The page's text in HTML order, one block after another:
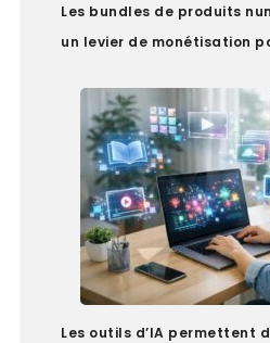
Les bundles de produits
un levier de monétisation
Les outils d’IA permettent